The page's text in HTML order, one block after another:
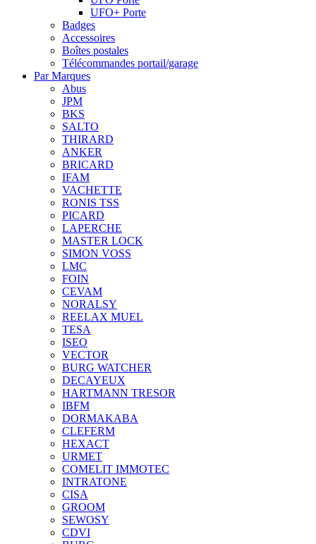
UFO+ Porte
Badges
Accessoires
Boîtes postales
Télécommandes portail/garage
Par Marques
Abus
JPM
BKS
SALTO
THIRARD
ANKER
BRICARD
IFAM
VACHETTE
RONIS TSS
PICARD
LAPERCHE
MASTER LOCK
SIMON VOSS
LMC
FOIN
CEVAM
NORALSY
REELAX MUEL
TESA
ISEO
VECTOR
BURG WATCHER
DECAYEUX
HARTMANN TRESOR
IBFM
DORMAKABA
CLEFERM
HEXACT
URMET
COMELIT IMMOTEC
INTRATONE
CISA
GROOM
SEWOSY
CDVI